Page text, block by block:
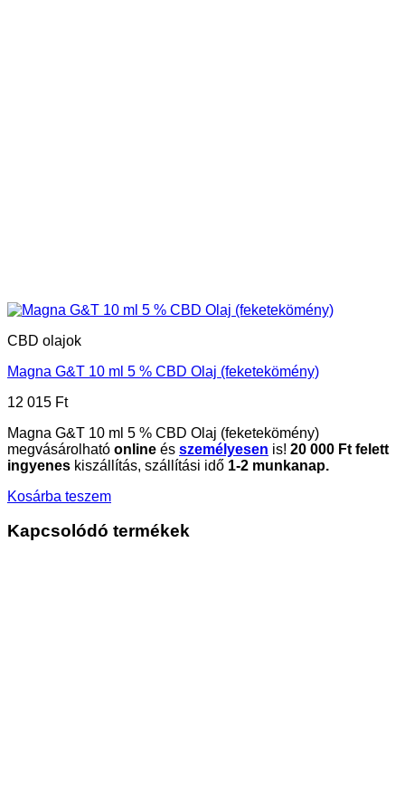
CBD olajok
Magna G&T 10 ml 5 % CBD Olaj (feketekömény)
12 015 Ft
Magna G&T 10 ml 5 % CBD Olaj (feketekömény)
megvásárolható online és személyesen is! 20 000 Ft felett
ingyenes kiszállítás, szállítási idő 1-2 munkanap.
Kosárba teszem
Kapcsolódó termékek